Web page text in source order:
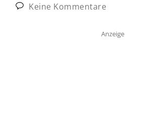
Keine Kommentare
Anzeige